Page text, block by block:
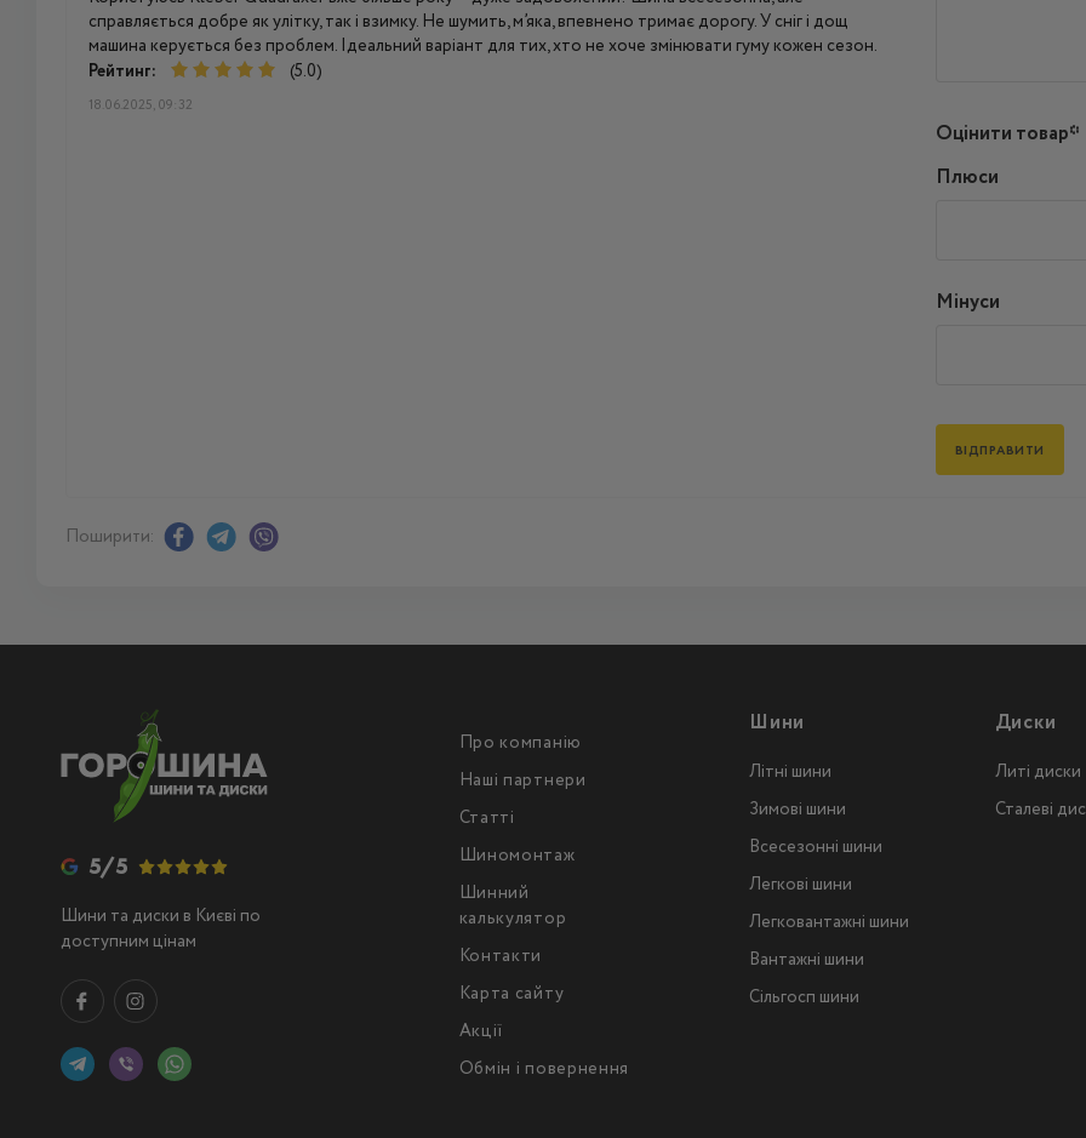
справляється добре як улітку, так і взимку. Не шумить, м’яка, впевнено тримає дорогу. У сніг і дощ
машина керується без проблем. Ідеальний варіант для тих, хто не хоче змінювати гуму кожен сезон.
Рейтинг:
(5.0)
18.06.2025, 09:32
Оцінити товар*
Плюси
Мінуси
Поширити:
5/5
Шини та диски в Києві по
доступним цінам
Про компанію
Наші партнери
Статті
Шиномонтаж
Шинний
калькулятор
Контакти
Карта сайту
Акції
Обмін і повернення
Шини
Літні шини
Зимові шини
Всесезонні шини
Легкові шини
Легковантажнi шини
Вантажнi шини
Сільгосп шини
Диски
Литі диски
Сталеві